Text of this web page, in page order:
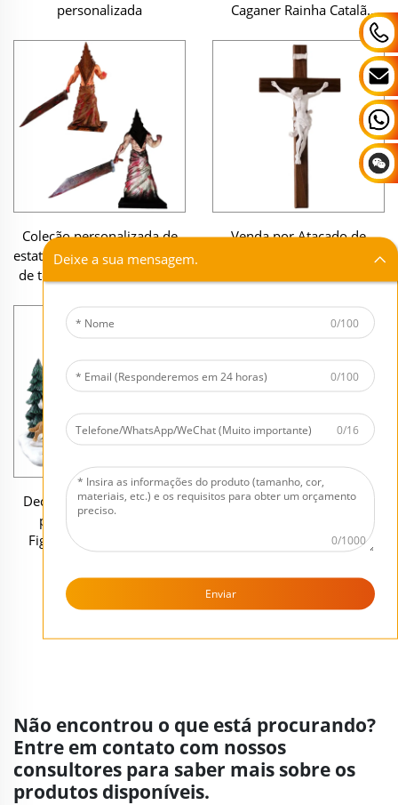
personalizada
Caganer Rainha Catalã
Coleção personalizada de
estatueta decorativa de jogo
de terror: réplica pintada à
Head', em resina, miniatura
Venda por Atacado de
o Dia da Páscoa, Cruz de
Madeira em Polyresina com
Decoração Personalizada
para Festa de Natal:
Figurinos em Resina da
Cantores de Natal,
Ornamento Vintage de
Decoração de Ambientes e
Nova Figurinha em Resina
da Westland Giftware,
balançante
Deixe a sua mensagem.
0/100
0/100
0/16
0/1000
Enviar
Não encontrou o que está procurando?
Entre em contato com nossos
consultores para saber mais sobre os
produtos disponíveis.